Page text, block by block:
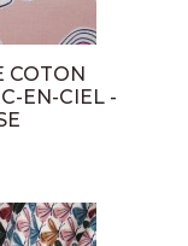
COTON
EN-CIEL -